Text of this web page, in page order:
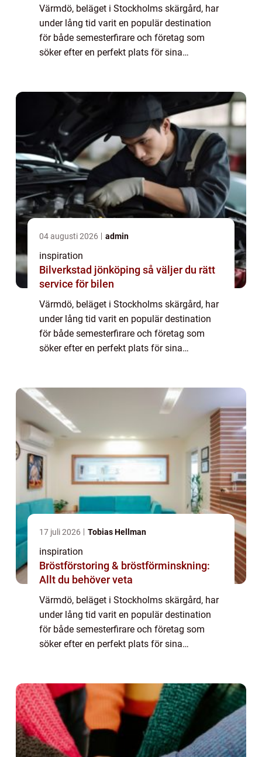
Värmdö, beläget i Stockholms skärgård, har
under lång tid varit en populär destination
för både semesterfirare och företag som
söker efter en perfekt plats för sina
04 augusti 2026 admin
inspiration
Bilverkstad jönköping så väljer du rätt
service för bilen
Värmdö, beläget i Stockholms skärgård, har
under lång tid varit en populär destination
för både semesterfirare och företag som
söker efter en perfekt plats för sina
17 juli 2026 Tobias Hellman
inspiration
Bröstförstoring & bröstförminskning:
Allt du behöver veta
Värmdö, beläget i Stockholms skärgård, har
under lång tid varit en populär destination
för både semesterfirare och företag som
söker efter en perfekt plats för sina